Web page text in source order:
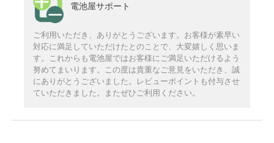
電池屋サポート
ご利用いただき、ありがとうございます。お客様が素早い
対応に満足していただけたとのことで、大変嬉しく思いま
す。これからも電池屋ではお客様にご満足いただけるよう
努めてまいります。この度は貴重なご意見をいただき、誠
にありがとうございました。レビューポイントも付与させ
ていただきました。またぜひご利用ください。